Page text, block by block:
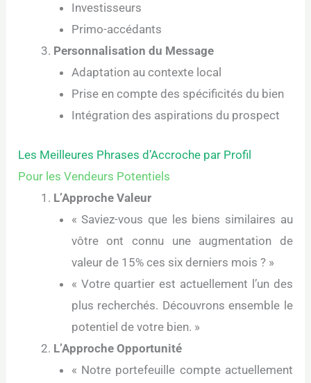
Investisseurs
Primo-accédants
Personnalisation du Message
Adaptation au contexte local
Prise en compte des spécificités du bien
Intégration des aspirations du prospect
Les Meilleures Phrases d’Accroche par Profil
Pour les Vendeurs Potentiels
L’Approche Valeur
« Saviez-vous que les biens similaires au
vôtre ont connu une augmentation de
valeur de 15% ces six derniers mois ? »
« Votre quartier est actuellement l’un des
plus recherchés. Découvrons ensemble le
potentiel de votre bien. »
L’Approche Opportunité
« Notre portefeuille compte actuellement